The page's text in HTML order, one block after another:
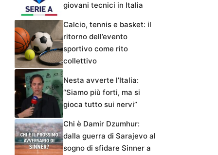
giovani tecnici in Italia
Calcio, tennis e basket: il
ritorno dell’evento
sportivo come rito
collettivo
Nesta avverte l’Italia:
“Siamo più forti, ma si
gioca tutto sui nervi”
Chi è Damir Dzumhur:
dalla guerra di Sarajevo al
sogno di sfidare Sinner a